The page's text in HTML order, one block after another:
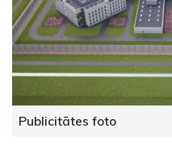
Publicitātes foto